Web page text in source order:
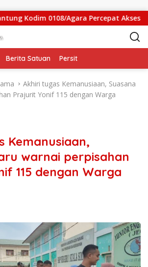
0108/Agara Percepat Akses Warga
Berita Satuan Persit
Akhiri tugas Kemanusiaan, Suasana
Prajurit Yonif 115 dengan Warga
Kemanusiaan,
warnai perpisahan
115 dengan Warga